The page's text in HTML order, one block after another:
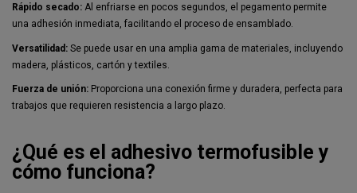
Rápido secado: Al enfriarse en pocos segundos, el pegamento permite
una adhesión inmediata, facilitando el proceso de ensamblado.
Versatilidad: Se puede usar en una amplia gama de materiales, incluyendo
madera, plásticos, cartón y textiles.
Fuerza de unión: Proporciona una conexión firme y duradera, perfecta para
trabajos que requieren resistencia a largo plazo.
¿Qué es el adhesivo termofusible y
cómo funciona?